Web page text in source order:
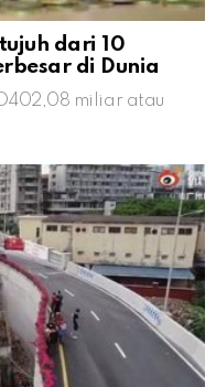
dari 10
di Dunia
miliar atau